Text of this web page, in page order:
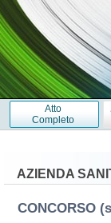
Atto
Completo
AZIENDA
CONCORSO